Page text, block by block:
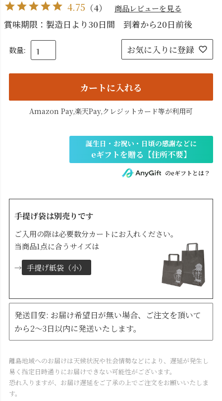
4.75 （4） 商品レビューを見る
賞味期限：製造日より30日間 到着から20日前後
お気に入りに登録
カートに入れる
Amazon Pay,楽天Pay,クレジットカード等が利用可
のeギフトとは？
手提げ袋は別売りです
ご入用の際は必要数分カートにお入れください。
当商品1点に合うサイズは
→ 手提げ紙袋（小）
発送目安: お届け希望日が無い場合、ご注文を頂いて
から2～3日以内に発送いたします。
離島地域へのお届けは天候状況や社会情勢などにより、遅延が発生し
易く指定日時通りにお届けできない可能性がございます。
恐れ入りますが、お届け遅延をご了承の上でご注文をお願いいたしま
す。